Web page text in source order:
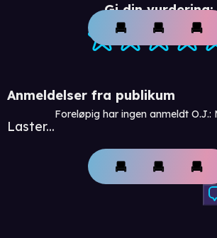
Gi din vurdering:
Anmeldelser fra publikum
Laster...
Foreløpig har ingen anmeldt O.J.: